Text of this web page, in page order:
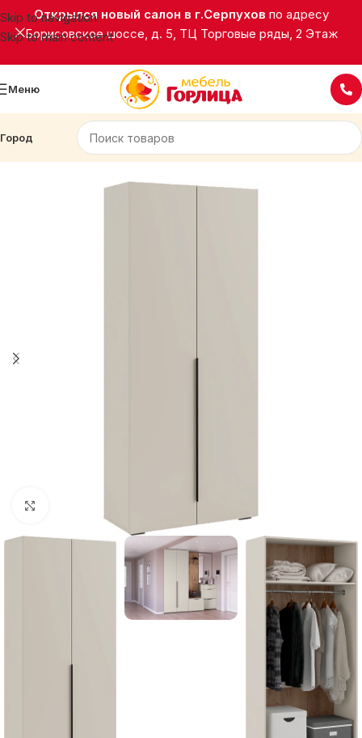
Skip to navigation
Skip to main content
Открылся новый салон в г.Серпухов по адресу
Борисовское шоссе, д. 5, ТЦ Торговые ряды, 2 Этаж
Меню
Город
Корпусная мебель Прихожие АДЕЛЬ
Нажмите, чтобы увеличить